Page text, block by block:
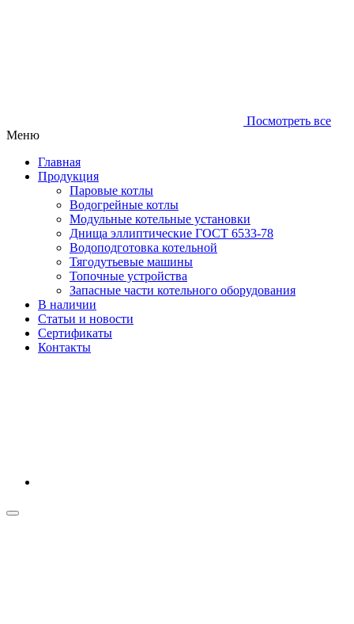
Посмотреть все
Меню
Главная
Продукция
Паровые котлы
Водогрейные котлы
Модульные котельные установки
Днища эллиптические ГОСТ 6533-78
Водоподготовка котельной
Тягодутьевые машины
Топочные устройства
Запасные части котельного оборудования
В наличии
Статьи и новости
Сертификаты
Контакты